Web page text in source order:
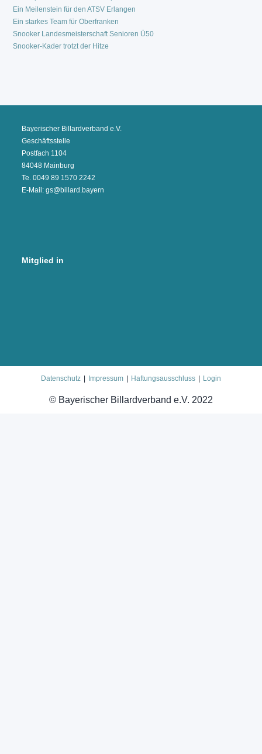
Ein Meilenstein für den ATSV Erlangen
Ein starkes Team für Oberfranken
Snooker Landesmeisterschaft Senioren Ü50
Snooker-Kader trotzt der Hitze
Bayerischer Billardverband e.V.
Geschäftsstelle
Postfach 1104
84048 Mainburg
Te. 0049 89 1570 2242
E-Mail: gs@billard.bayern
Mitglied in
Datenschutz Impressum Haftungsausschluss Login
© Bayerischer Billardverband e.V. 2022